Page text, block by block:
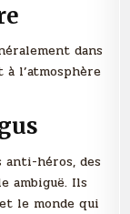
dans
à l’atmosphère
anti-héros, des
ambiguë. Ils
le monde qui